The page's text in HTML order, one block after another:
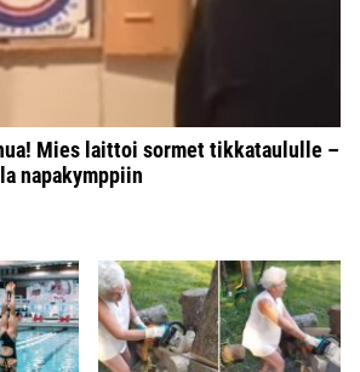
Mies laittoi sormet tikkataululle –
napakymppiin